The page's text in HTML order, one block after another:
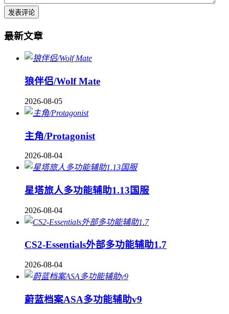
最新文章
狼伴侣/Wolf Mate
2026-08-05
主角/Protagonist
2026-08-04
星塔旅人多功能辅助1.13国服
2026-08-04
CS2-Essentials外部多功能辅助1.7
2026-08-04
蔚蓝档案ASA多功能辅助v9